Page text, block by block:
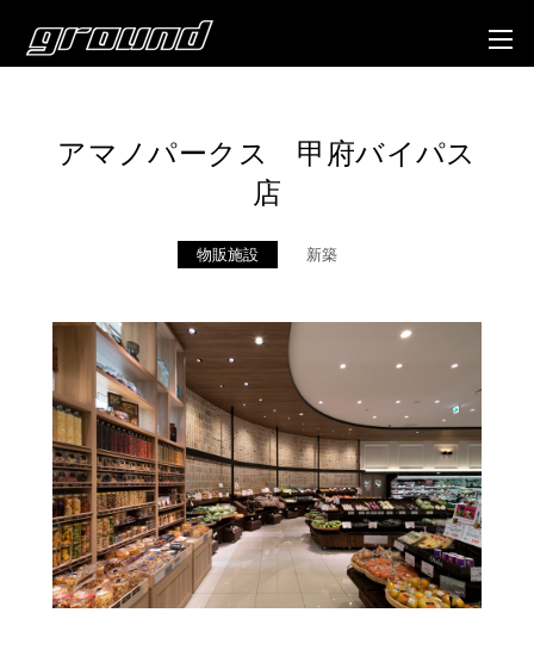
アマノパークス 甲府バイパス
店
物販施設 新築